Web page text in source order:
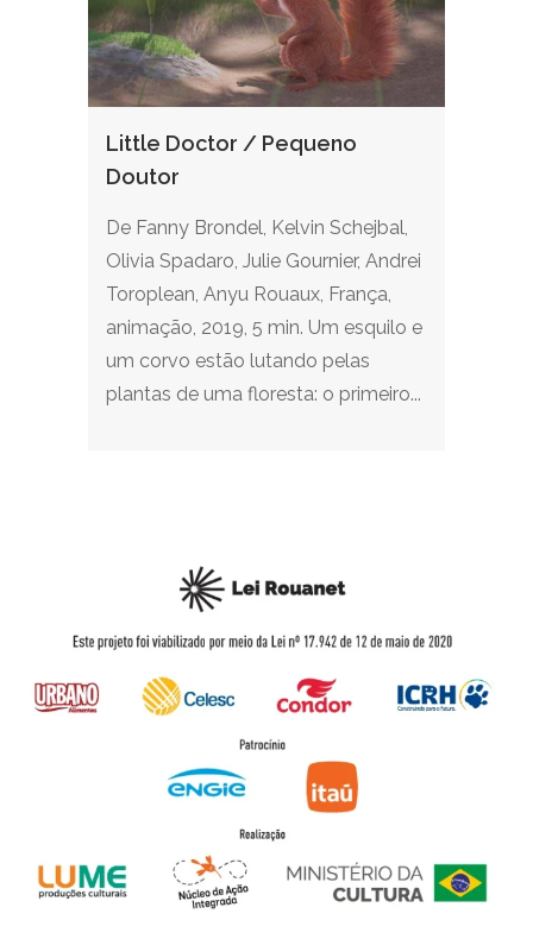
Little Doctor / Pequeno
Doutor
De Fanny Brondel, Kelvin Schejbal,
Olivia Spadaro, Julie Gournier, Andrei
Toroplean, Anyu Rouaux, França,
animação, 2019, 5 min. Um esquilo e
um corvo estão lutando pelas
plantas de uma floresta: o primeiro...